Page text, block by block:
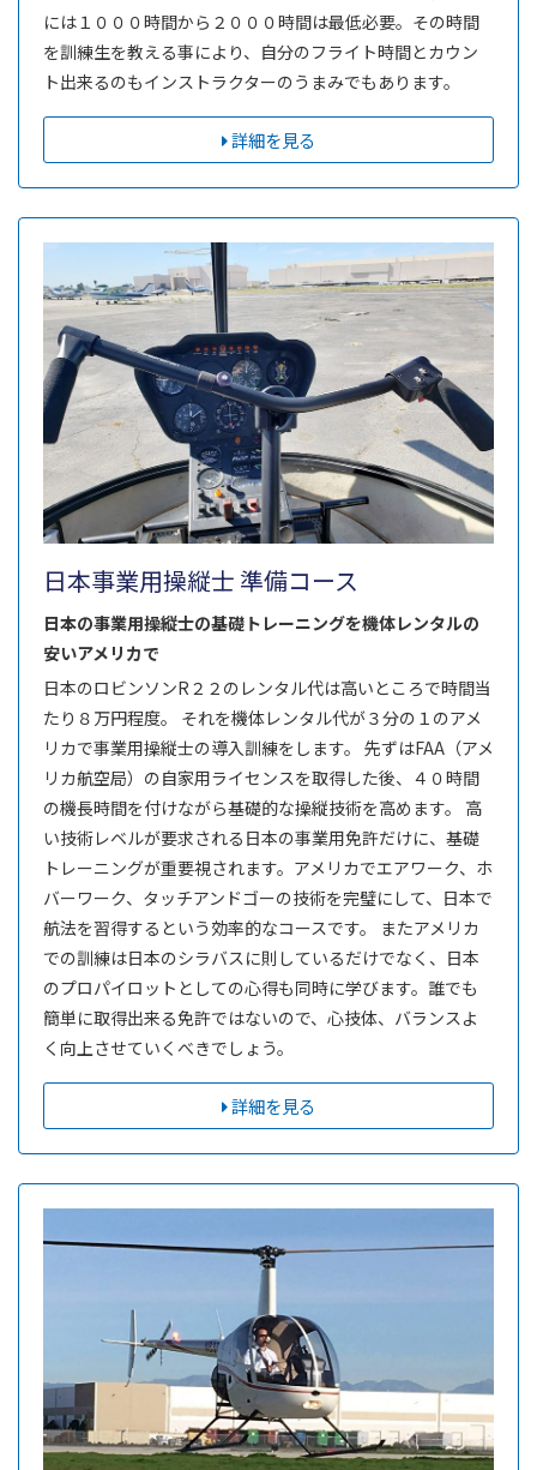
には１０００時間から２０００時間は最低必要。その時間
を訓練生を教える事により、自分のフライト時間とカウン
ト出来るのもインストラクターのうまみでもあります。
詳細を見る
日本事業用操縦士 準備コース
日本の事業用操縦士の基礎トレーニングを機体レンタルの
安いアメリカで
日本のロビンソンR２２のレンタル代は高いところで時間当
たり８万円程度。 それを機体レンタル代が３分の１のアメ
リカで事業用操縦士の導入訓練をします。 先ずはFAA（アメ
リカ航空局）の自家用ライセンスを取得した後、４０時間
の機長時間を付けながら基礎的な操縦技術を高めます。 高
い技術レベルが要求される日本の事業用免許だけに、基礎
トレーニングが重要視されます。アメリカでエアワーク、ホ
バーワーク、タッチアンドゴーの技術を完璧にして、日本で
航法を習得するという効率的なコースです。 またアメリカ
での訓練は日本のシラバスに則しているだけでなく、日本
のプロパイロットとしての心得も同時に学びます。誰でも
簡単に取得出来る免許ではないので、心技体、バランスよ
く向上させていくべきでしょう。
詳細を見る